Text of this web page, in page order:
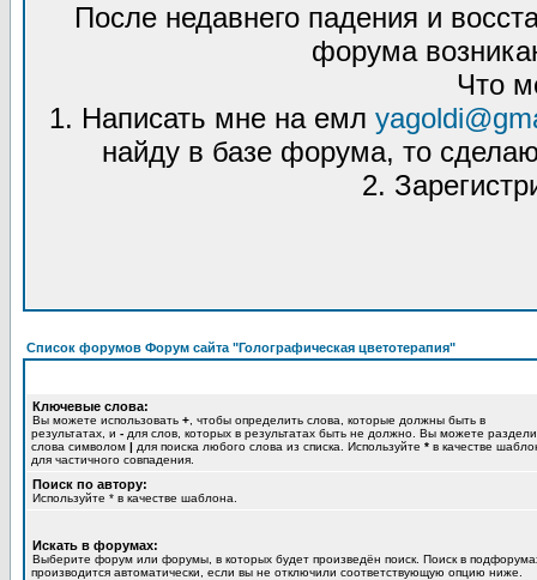
После недавнего падения и
форума
Что
1. Написать мне на емл
найду в базе форума, то
2.
Список форумов Форум сайта "Голографическая цветотерапия"
Ключевые слова:
Вы можете использовать + , чтобы определить слова, которые должны быть в
результатах, и - для слов, которых в результатах быть не должно. Вы можете
слова символом | для поиска любого слова из списка. Используйте * в качестве
для частичного совпадения.
Поиск по автору:
Используйте * в качестве шаблона.
Искать в форумах:
Выберите форум или форумы, в которых будет произведён поиск. Поиск в
производится автоматически, если вы не отключили соответствующую опцию ниже.